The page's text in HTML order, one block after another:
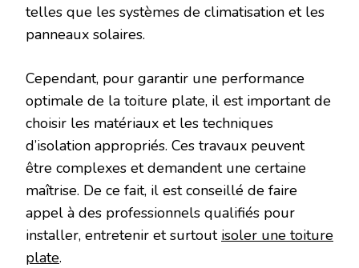
telles que les systèmes de climatisation et les
panneaux solaires.
Cependant, pour garantir une performance
optimale de la toiture plate, il est important de
choisir les matériaux et les techniques
d’isolation appropriés. Ces travaux peuvent
être complexes et demandent une certaine
maîtrise. De ce fait, il est conseillé de faire
appel à des professionnels qualifiés pour
installer, entretenir et surtout isoler une toiture
plate.